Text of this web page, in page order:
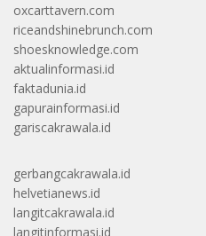
oxcarttavern.com
riceandshinebrunch.com
shoesknowledge.com
aktualinformasi.id
faktadunia.id
gapurainformasi.id
gariscakrawala.id
gerbangcakrawala.id
helvetianews.id
langitcakrawala.id
langitinformasi.id